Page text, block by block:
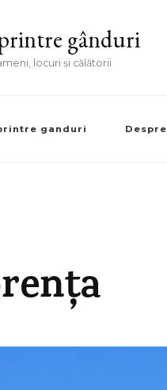
gânduri
locuri și călătorii
ganduri Despre